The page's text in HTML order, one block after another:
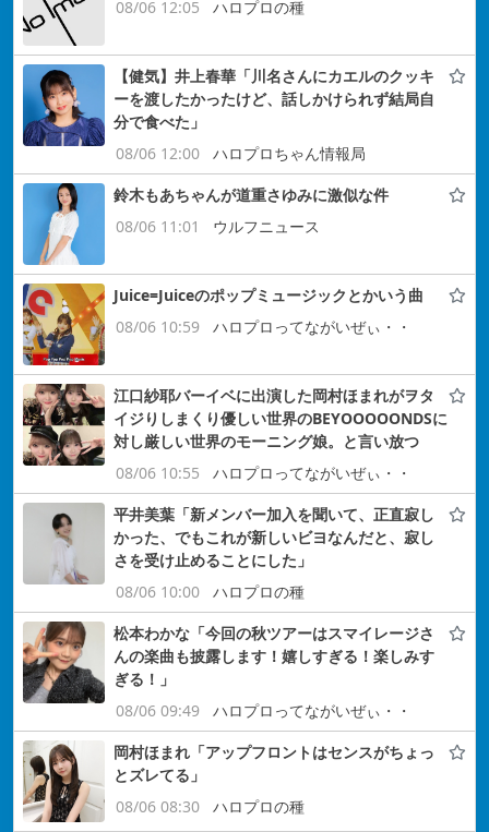
08/06 12:05 ハロプロの種
【健気】井上春華「川名さんにカエルのクッキ
ーを渡したかったけど、話しかけられず結局自
分で食べた」
08/06 12:00
ハロプロちゃん情報局
鈴木もあちゃんが道重さゆみに激似な件
08/06 11:01
ウルフニュース
Juice=Juiceのポップミュージックとかいう曲
08/06 10:59
ハロプロってながいぜぃ・・
江口紗耶バーイベに出演した岡村ほまれがヲタ
イジりしまくり優しい世界のBEYOOOOONDSに
対し厳しい世界のモーニング娘。と言い放つ
08/06 10:55
ハロプロってながいぜぃ・・
平井美葉「新メンバー加入を聞いて、正直寂し
かった、でもこれが新しいビヨなんだと、寂し
さを受け止めることにした」
08/06 10:00
ハロプロの種
松本わかな「今回の秋ツアーはスマイレージさ
んの楽曲も披露します！嬉しすぎる！楽しみす
ぎる！」
08/06 09:49
ハロプロってながいぜぃ・・
岡村ほまれ「アップフロントはセンスがちょっ
とズレてる」
08/06 08:30
ハロプロの種